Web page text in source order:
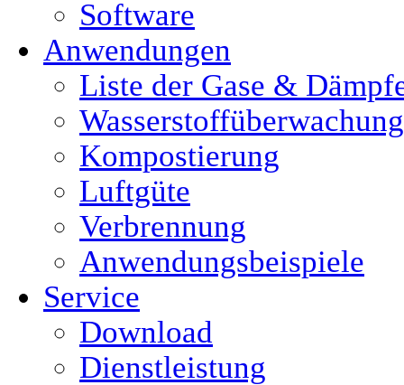
Software
Anwendungen
Liste der Gase &
Wasserstoffüberwachung
Kompostierung
Luftgüte
Verbrennung
Anwendungsbeispiele
Service
Download
Dienstleistung